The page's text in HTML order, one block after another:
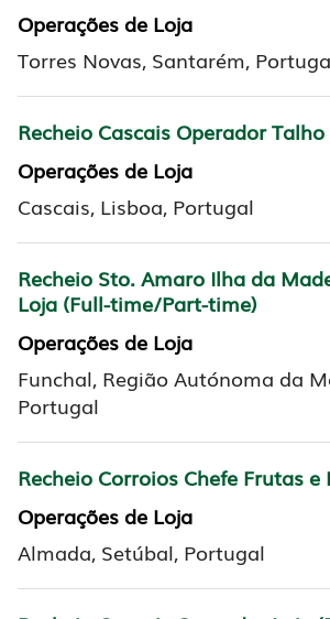
Operações de Loja
Torres Novas, Santarém,
Recheio Cascais Operador
Operações de Loja
Cascais, Lisboa, Portugal
Recheio Sto. Amaro Ilha da
Loja (Full-time/Part-time)
Operações de Loja
Funchal, Região Autónoma da
Portugal
Recheio Corroios Chefe Frutas e
Operações de Loja
Almada, Setúbal, Portugal